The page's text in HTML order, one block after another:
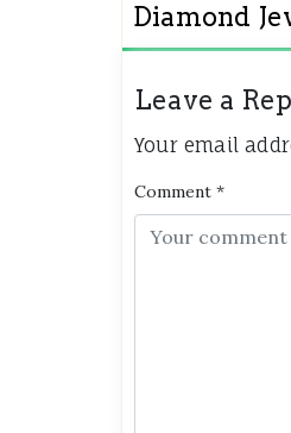
Diamond
Leave a
Your email
Comment *